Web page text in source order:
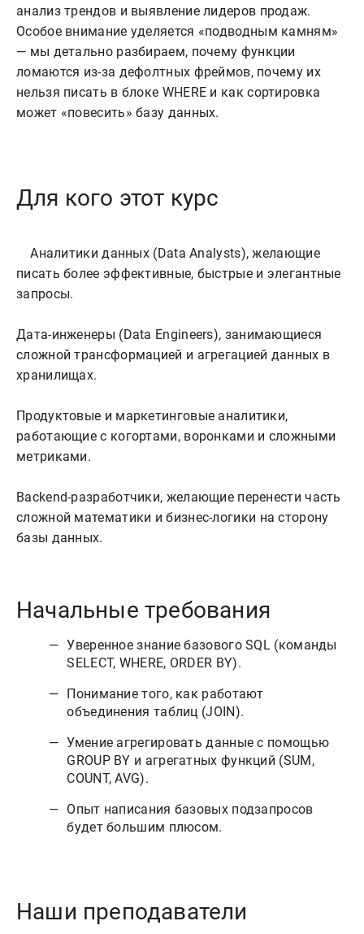
анализ трендов и выявление лидеров продаж.
Особое внимание уделяется «подводным камням»
— мы детально разбираем, почему функции
ломаются из-за дефолтных фреймов, почему их
нельзя писать в блоке WHERE и как сортировка
может «повесить» базу данных.
Для кого этот курс
    Аналитики данных (Data Analysts), желающие
писать более эффективные, быстрые и элегантные
запросы.
Дата-инженеры (Data Engineers), занимающиеся
сложной трансформацией и агрегацией данных в
хранилищах.
Продуктовые и маркетинговые аналитики,
работающие с когортами, воронками и сложными
метриками.
Backend-разработчики, желающие перенести часть
сложной математики и бизнес-логики на сторону
Начальные требования
Уверенное знание базового SQL (команды
SELECT, WHERE, ORDER BY).
Понимание того, как работают
объединения таблиц (JOIN).
Умение агрегировать данные с помощью
GROUP BY и агрегатных функций (SUM,
COUNT, AVG).
Опыт написания базовых подзапросов
будет большим плюсом.
Наши преподаватели